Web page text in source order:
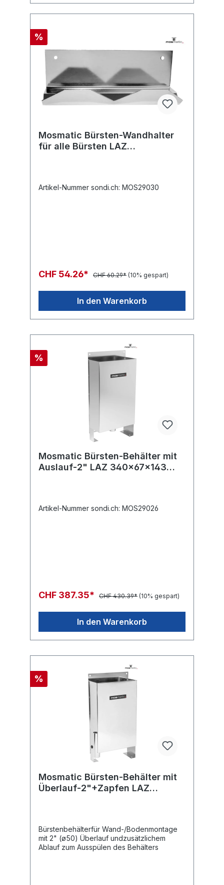
%
Mosmatic Bürsten-Wandhalter
für alle Bürsten LAZ
Artikel-Nummer sondi.ch: MOS29030
CHF 54.26* CHF 60.29* (10% gespart)
In den Warenkorb
%
Mosmatic Bürsten-Behälter mit
Auslauf-2" LAZ 340x67x143
Artikel-Nummer sondi.ch: MOS29026
CHF 387.35* CHF 430.39* (10% gespart)
In den Warenkorb
%
Mosmatic Bürsten-Behälter mit
Überlauf-2"+Zapfen LAZ
Bürstenbehälterfür Wand-/Bodenmontage
mit 2" (ø50) Überlauf undzusätzlichem
Ablauf zum Ausspülen des Behälters